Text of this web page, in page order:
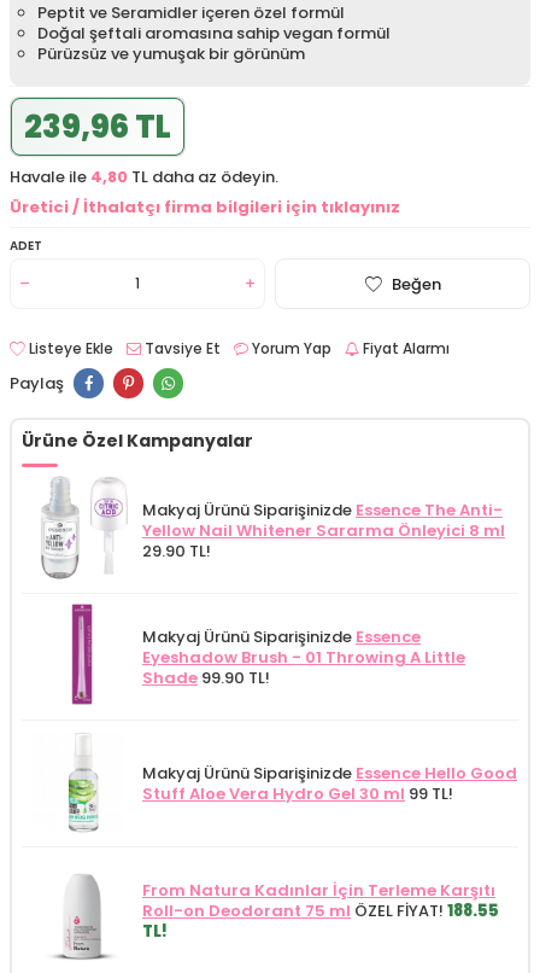
Peptit ve Seramidler içeren özel formül
Doğal şeftali aromasına sahip vegan formül
Pürüzsüz ve yumuşak bir görünüm
239,96 TL
Havale ile 4,80 TL daha az ödeyin.
Üretici / İthalatçı firma bilgileri için tıklayınız
ADET
Beğen
Listeye Ekle Tavsiye Et Yorum Yap Fiyat Alarmı
Paylaş
Ürüne Özel Kampanyalar
Makyaj Ürünü Siparişinizde Essence The Anti-
Yellow Nail Whitener Sararma Önleyici 8 ml
29.90 TL!
Makyaj Ürünü Siparişinizde Essence
Eyeshadow Brush - 01 Throwing A Little
Shade 99.90 TL!
Makyaj Ürünü Siparişinizde Essence Hello Good
Stuff Aloe Vera Hydro Gel 30 ml 99 TL!
From Natura Kadınlar İçin Terleme Karşıtı
Roll-on Deodorant 75 ml ÖZEL FİYAT! 188.55
TL!